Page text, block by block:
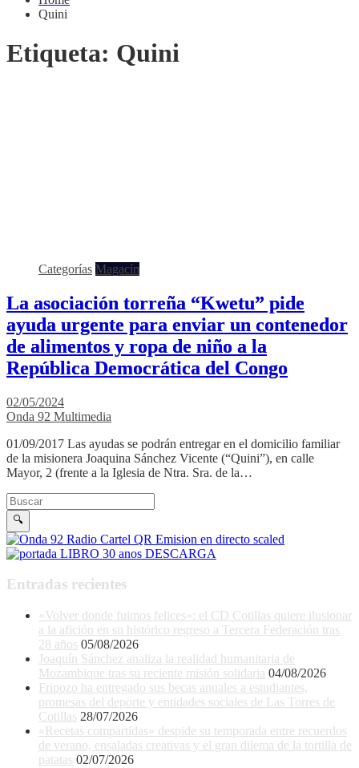
Quini
Etiqueta: Quini
Categorías Magacín
La asociación torreña “Kwetu” pide
ayuda urgente para enviar un contenedor
de alimentos y ropa de niño a la
República Democrática del Congo
02/05/2024
Onda 92 Multimedia
01/09/2017 Las ayudas se podrán entregar en el domicilio familiar
de la misionera Joaquina Sánchez Vicente (“Quini”), en calle
Mayor, 2 (frente a la Iglesia de Ntra. Sra. de la…
Buscar en la web
Buscar
🔍
Entradas recientes
«Volver donde fuimos felices»: el CD Cotillas quiere ilusionar
a la afición en su histórico regreso a Tercera Federación tras
28 años 05/08/2026
Joaquín Sánchez analiza la realidad humanitaria de
Mozambique tras su reciente misión solidaria 04/08/2026
Fripozo ha entregado sus becas anuales a estudiantes,
promesas del deporte y entidades sociales de Las Torres de
Cotillas 28/07/2026
«Recetas compartidas» despide su temporada entre recuerdos
de verano, ensaladas creativas y el gran dilema de la tortilla de
patatas 02/07/2026